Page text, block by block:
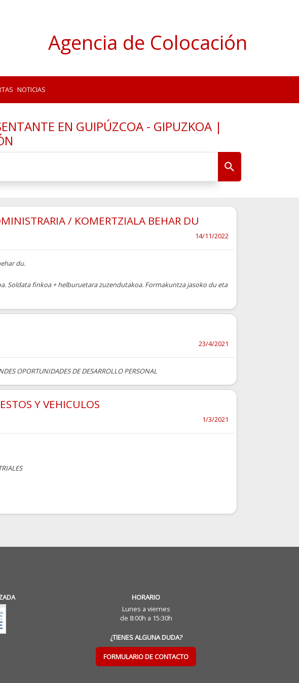
Agencia de Colocación
NOTICIAS
EN GUIPÚZCOA - GIPUZKOA |
/ KOMERTZIALA BEHAR DU
14/11/2022
du.
Soldata finkoa + helburuetara zuzendutakoa. Formakuntza jasoko du eta
23/4/2021
OPORTUNIDADES DE DESARROLLO PERSONAL
Y VEHICULOS
1/3/2021
HORARIO
Lunes a viernes
de 8:00h a 15:30h
¿TIENES ALGUNA DUDA?
FORMULARIO DE CONTACTO